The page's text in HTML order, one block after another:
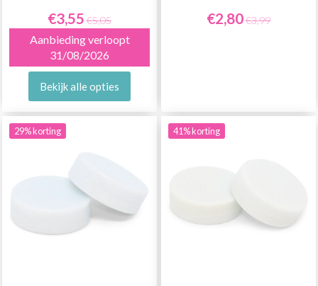
€3,55 €5,05
Aanbieding verloopt
31/08/2026
Bekijk alle opties
€2,80€3,99
29% korting 41% korting